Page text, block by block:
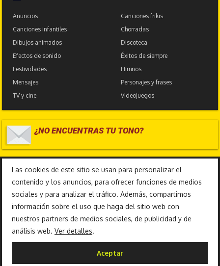
Anuncios
Canciones frikis
Canciones infantiles
Chorradas
Dibujos animados
Discoteca
Efectos de sonido
Éxitos de siempre
Festividades
Himnos
Mensajes
Personajes y frases
TV y cine
Videojuegos
¿NO ENCUENTRAS TU TONO?
Copyright 2010-2026 © TonosFrikis |
Aviso legal y Política de privacidad
Las cookies de este sitio se usan para personalizar el
contenido y los anuncios, para ofrecer funciones de medios
sociales y para analizar el tráfico. Además, compartimos
información sobre el uso que haga del sitio web con
nuestros partners de medios sociales, de publicidad y de
análisis web. Ver detalles.
Aceptar